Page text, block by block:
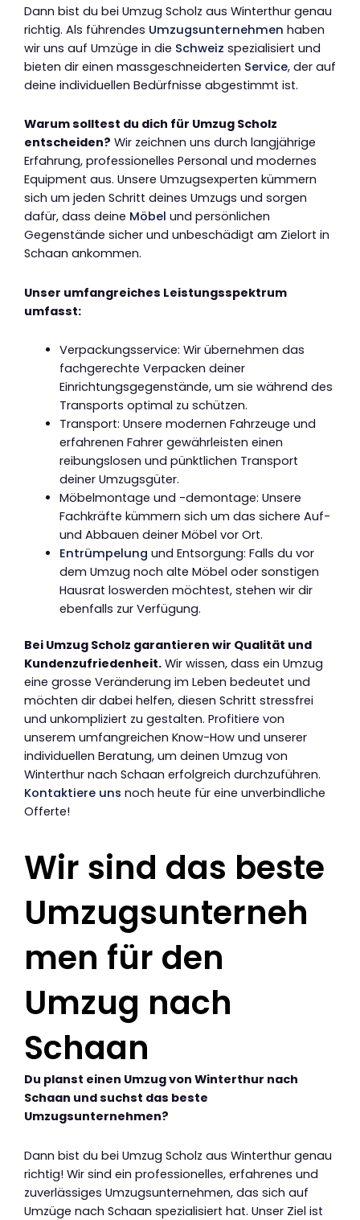
Dann bist du bei Umzug Scholz aus Winterthur genau
richtig. Als führendes Umzugsunternehmen haben
wir uns auf Umzüge in die Schweiz spezialisiert und
bieten dir einen massgeschneiderten Service, der auf
deine individuellen Bedürfnisse abgestimmt ist.
Warum solltest du dich für Umzug Scholz
entscheiden? Wir zeichnen uns durch langjährige
Erfahrung, professionelles Personal und modernes
Equipment aus. Unsere Umzugsexperten kümmern
sich um jeden Schritt deines Umzugs und sorgen
dafür, dass deine Möbel und persönlichen
Gegenstände sicher und unbeschädigt am Zielort in
Schaan ankommen.
Unser umfangreiches Leistungsspektrum
umfasst:
Verpackungsservice: Wir übernehmen das
fachgerechte Verpacken deiner
Einrichtungsgegenstände, um sie während des
Transports optimal zu schützen.
Transport: Unsere modernen Fahrzeuge und
erfahrenen Fahrer gewährleisten einen
reibungslosen und pünktlichen Transport
deiner Umzugsgüter.
Möbelmontage und -demontage: Unsere
Fachkräfte kümmern sich um das sichere Auf-
und Abbauen deiner Möbel vor Ort.
Entrümpelung und Entsorgung: Falls du vor
dem Umzug noch alte Möbel oder sonstigen
Hausrat loswerden möchtest, stehen wir dir
ebenfalls zur Verfügung.
Bei Umzug Scholz garantieren wir Qualität und
Kundenzufriedenheit. Wir wissen, dass ein Umzug
eine grosse Veränderung im Leben bedeutet und
möchten dir dabei helfen, diesen Schritt stressfrei
und unkompliziert zu gestalten. Profitiere von
unserem umfangreichen Know-How und unserer
individuellen Beratung, um deinen Umzug von
Winterthur nach Schaan erfolgreich durchzuführen.
Kontaktiere uns noch heute für eine unverbindliche
Offerte!
Wir sind das beste
Umzugsunterneh
men für den
Umzug nach
Schaan
Du planst einen Umzug von Winterthur nach
Schaan und suchst das beste
Umzugsunternehmen?
Dann bist du bei Umzug Scholz aus Winterthur genau
richtig! Wir sind ein professionelles, erfahrenes und
zuverlässiges Umzugsunternehmen, das sich auf
Umzüge nach Schaan spezialisiert hat. Unser Ziel ist